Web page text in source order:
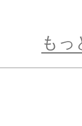
ニットを
を採用
もっ